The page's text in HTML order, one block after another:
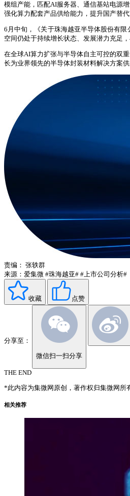
模组产能，匹配AI服务器、通信基站电源
强化算力配套产品供给能力，提升国产替代
6月中旬，《关于珠海越亚半导体股份有
空间仍处于持续增长状态、发展潜力充足
在全球AI算力扩张与半导体自主可控的双
长为业界领先的半导体封装材料解决方案供
责编： 张轶群
来源：爱集微 #珠海越亚# #上市公司分析#
收藏 点赞
分享至：
微信扫一扫分享
THE END
*此内容为集微网原创，著作权归集微网所
相关推荐